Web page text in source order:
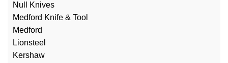
Null Knives
Medford Knife & Tool
Medford
Lionsteel
Kershaw